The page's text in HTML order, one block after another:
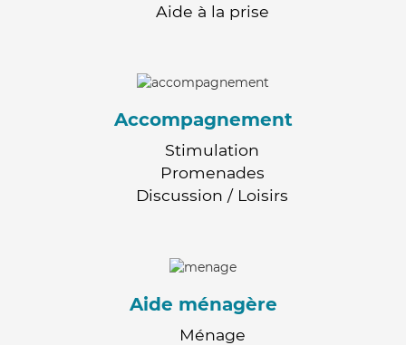
Aide à la prise
Accompagnement
Stimulation
Promenades
Discussion / Loisirs
Aide ménagère
Ménage